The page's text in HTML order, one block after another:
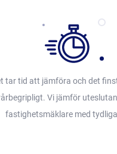
tar tid att jämföra och det
Vi jämför
fastighetsmäklare med